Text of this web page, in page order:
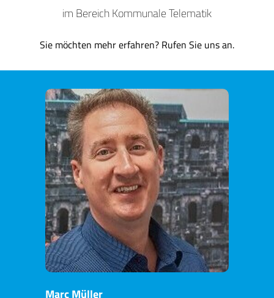
im Bereich Kommunale Telematik
Sie möchten mehr erfahren? Rufen Sie uns an.
Marc Müller